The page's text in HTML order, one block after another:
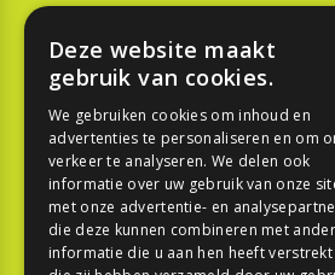
KOOPGIDS
TESTEN
SPORT
REPORTAGE
Deze website maakt
gebruik van cookies.
We gebruiken cookies om inhoud en
advertenties te personaliseren en om
verkeer te analyseren. We delen ook
informatie over uw gebruik van onze
met onze advertentie- en
die deze kunnen combineren met
informatie die u aan hen heeft